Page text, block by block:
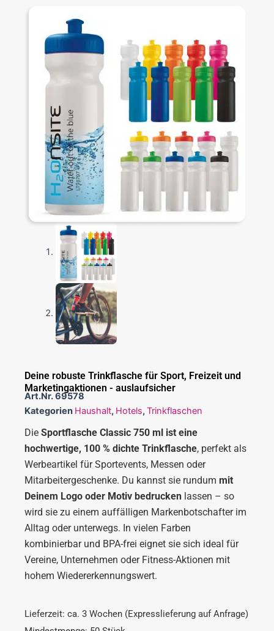
Deine robuste Trinkflasche für Sport, Freizeit und
Marketingaktionen - auslaufsicher
Art.Nr.69578
Kategorien Haushalt, Hotels, Trinkflaschen
Die Sportflasche Classic 750 ml ist eine
hochwertige, 100 % dichte Trinkflasche, perfekt als
Werbeartikel für Sportevents, Messen oder
Mitarbeitergeschenke. Du kannst sie rundum mit
Deinem Logo oder Motiv bedrucken lassen – so
wird sie zu einem auffälligen Markenbotschafter im
Alltag oder unterwegs. In vielen Farben
kombinierbar und BPA-frei eignet sie sich ideal für
Vereine, Unternehmen oder Fitness-Aktionen mit
hohem Wiedererkennungswert.
Lieferzeit: ca. 3 Wochen (Expresslieferung auf Anfrage)